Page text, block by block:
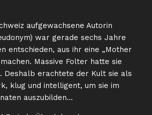
aufgewachsene Autorin
war gerade sechs Jahre
entschieden, aus ihr eine „Mother
Massive Folter hatte sie
Deshalb erachtete der Kult sie als
klug und intelligent, um sie im
auszubilden…